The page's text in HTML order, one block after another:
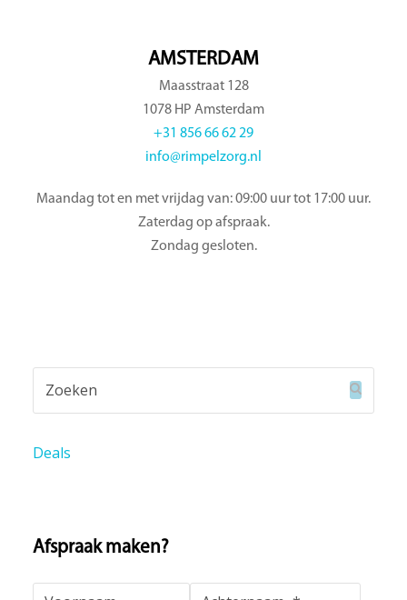
AMSTERDAM
Maasstraat 128
1078 HP Amsterdam
+31 856 66 62 29
info@rimpelzorg.nl
Maandag tot en met vrijdag van: 09:00 uur tot 17:00 uur.
Zaterdag op afspraak.
Zondag gesloten.
Deals
Afspraak maken?